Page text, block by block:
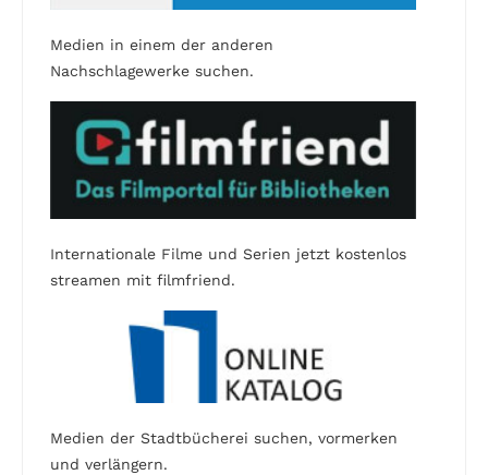
Medien in einem der anderen
Nachschlagewerke suchen.
Internationale Filme und Serien jetzt kostenlos
streamen mit filmfriend.
Medien der Stadtbücherei suchen, vormerken
und verlängern.